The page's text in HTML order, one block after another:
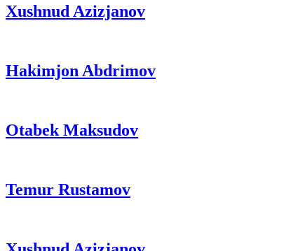
Xushnud Azizjanov
Hakimjon Abdrimov
Otabek Maksudov
Temur Rustamov